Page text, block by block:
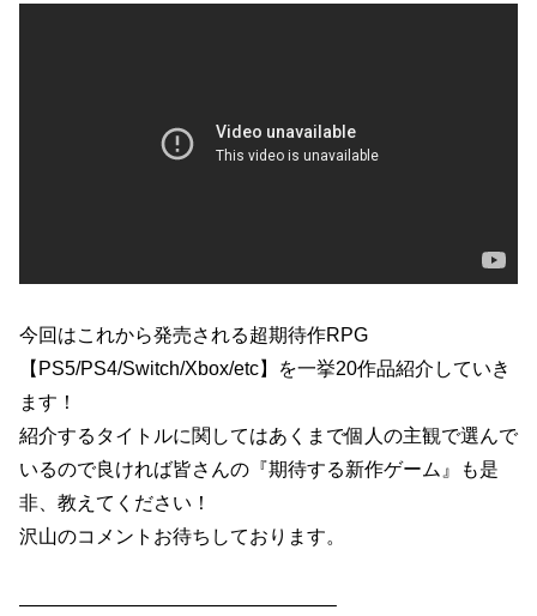
今回はこれから発売される超期待作RPG
【PS5/PS4/Switch/Xbox/etc】を一挙20作品紹介していき
ます！
紹介するタイトルに関してはあくまで個人の主観で選んで
いるので良ければ皆さんの『期待する新作ゲーム』も是
非、教えてください！
沢山のコメントお待ちしております。
————————————————–